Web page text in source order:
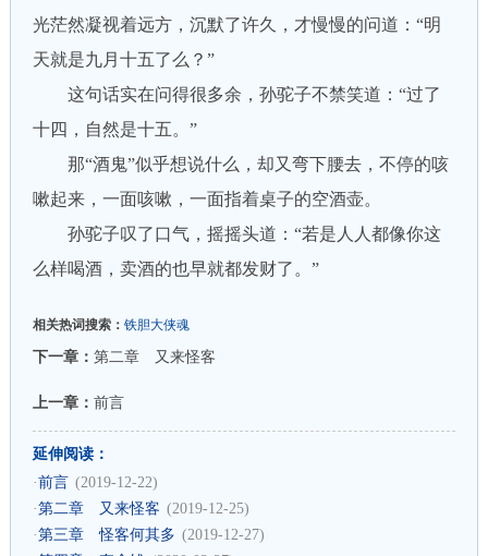
光茫然凝视着远方，沉默了许久，才慢慢的问道：“明
天就是九月十五了么？”
这句话实在问得很多余，孙驼子不禁笑道：“过了
十四，自然是十五。”
那“酒鬼”似乎想说什么，却又弯下腰去，不停的咳
嗽起来，一面咳嗽，一面指着桌子的空酒壶。
孙驼子叹了口气，摇摇头道：“若是人人都像你这
么样喝酒，卖酒的也早就都发财了。”
相关热词搜索： 铁胆大侠魂
下一章： 第二章 又来怪客
上一章： 前言
延伸阅读：
·前言 (2019-12-22)
·第二章 又来怪客 (2019-12-25)
·第三章 怪客何其多 (2019-12-27)